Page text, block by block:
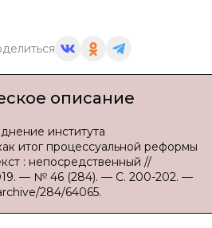
описание
института
итог процессуальной реформы
: непосредственный //
— № 46 (284). — С. 200-202. —
284/64065.